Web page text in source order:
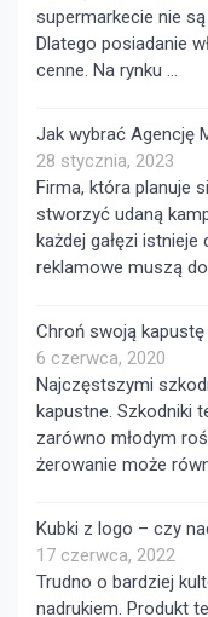
supermarkecie nie
Dlatego posiadanie
cenne. Na rynku …
Jak wybrać Agencję
28 stycznia, 2023
Firma, która planuje
stworzyć udaną
każdej gałęzi istnieje
reklamowe muszą
Chroń swoją
6 czerwca, 2020
Najczęstszymi
kapustne. Szkodniki
zarówno młodym
żerowanie może
Kubki z logo – czy
17 czerwca, 2022
Trudno o bardziej
nadrukiem. Produkt